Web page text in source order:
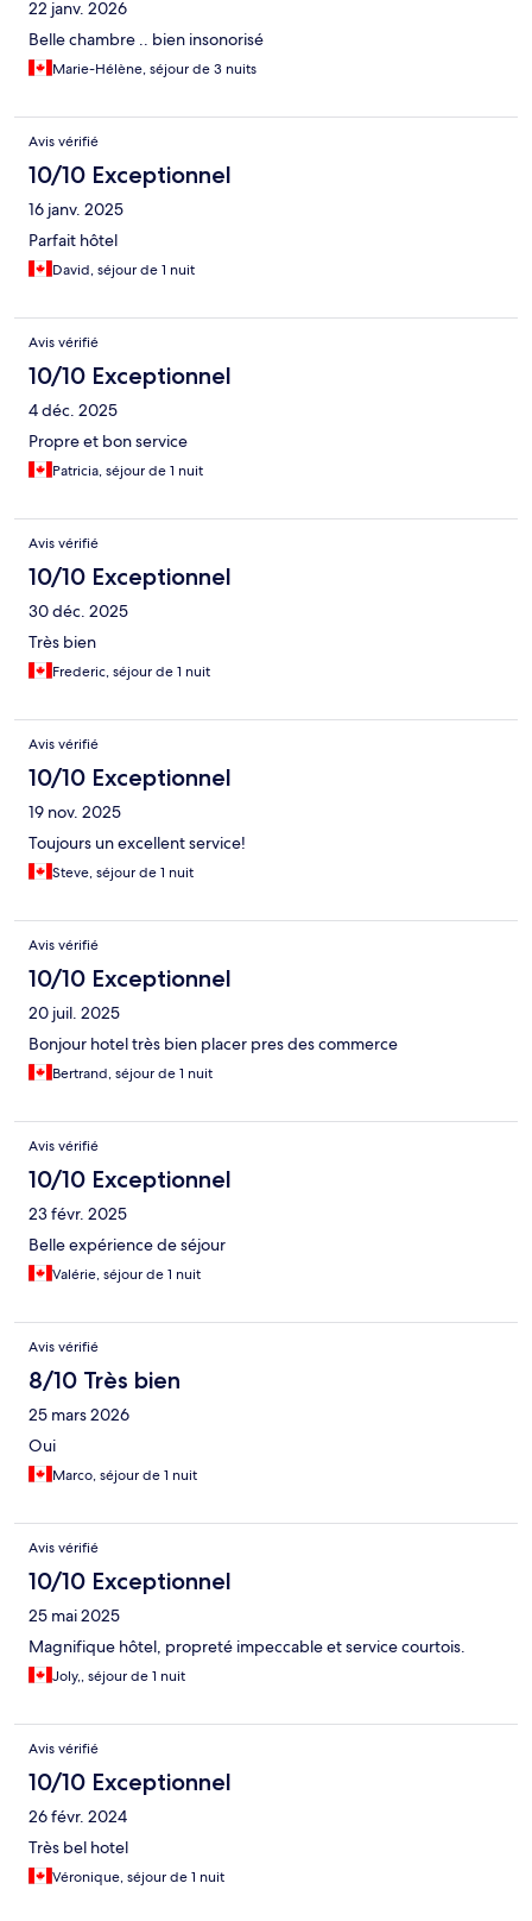
22 janv. 2026
Belle chambre .. bien insonorisé
Marie-Hélène, séjour de 3 nuits
Avis vérifié
10/10 Exceptionnel
16 janv. 2025
Parfait hôtel
David, séjour de 1 nuit
Avis vérifié
10/10 Exceptionnel
4 déc. 2025
Propre et bon service
Patricia, séjour de 1 nuit
Avis vérifié
10/10 Exceptionnel
30 déc. 2025
Très bien
Frederic, séjour de 1 nuit
Avis vérifié
10/10 Exceptionnel
19 nov. 2025
Toujours un excellent service!
Steve, séjour de 1 nuit
Avis vérifié
10/10 Exceptionnel
20 juil. 2025
Bonjour hotel très bien placer pres des commerce
Bertrand, séjour de 1 nuit
Avis vérifié
10/10 Exceptionnel
23 févr. 2025
Belle expérience de séjour
Valérie, séjour de 1 nuit
Avis vérifié
8/10 Très bien
25 mars 2026
Oui
Marco, séjour de 1 nuit
Avis vérifié
10/10 Exceptionnel
25 mai 2025
Magnifique hôtel, propreté impeccable et service courtois.
Joly,, séjour de 1 nuit
Avis vérifié
10/10 Exceptionnel
26 févr. 2024
Très bel hotel
Véronique, séjour de 1 nuit